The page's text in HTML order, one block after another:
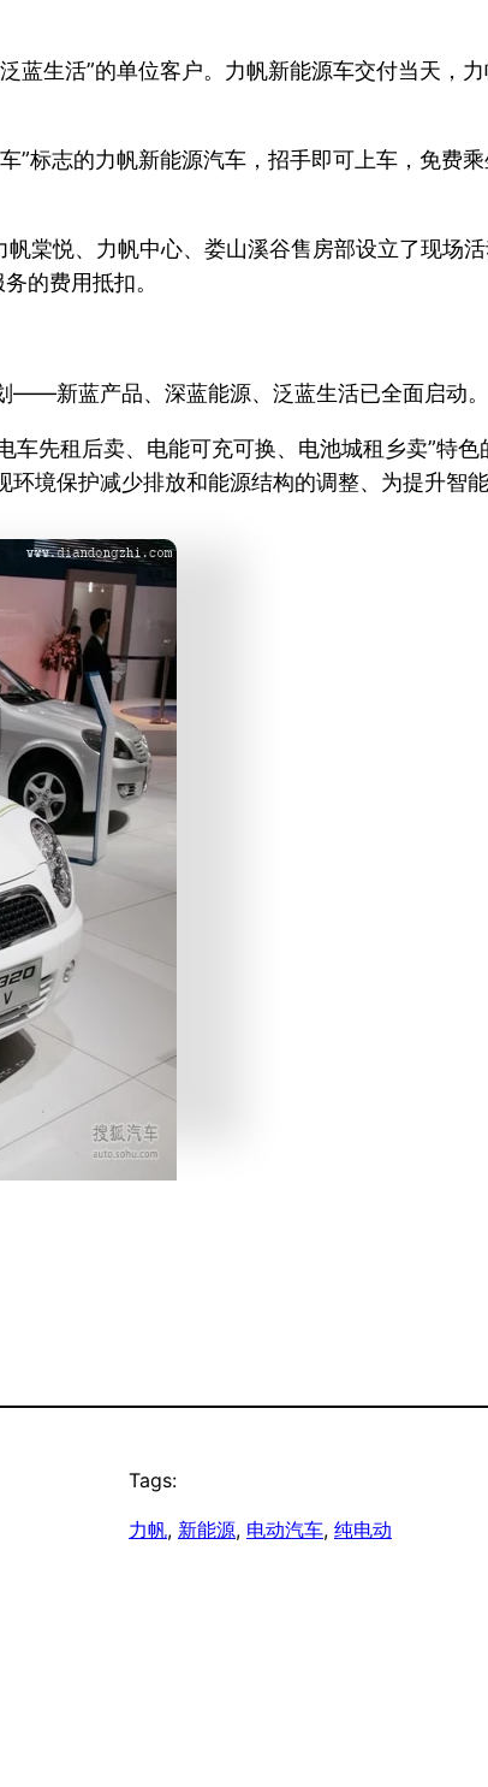
蓝生活”的单位客户。力帆新能源车交付当天，
”标志的力帆新能源汽车，招手即可上车，免费
棠悦、力帆中心、娄山溪谷售房部设立了现场
的费用抵扣。
——新蓝产品、深蓝能源、泛蓝生活已全面启动。
先租后卖、电能可充可换、电池城租乡卖”特
境保护减少排放和能源结构的调整、为提升智
Tags:
力帆, 新能源, 电动汽车, 纯电动